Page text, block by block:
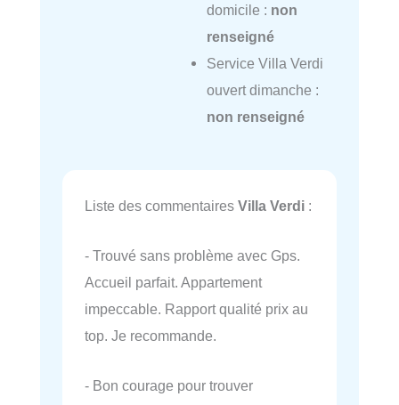
domicile : non
renseigné
Service Villa Verdi
ouvert dimanche :
non renseigné
Liste des commentaires Villa Verdi :
- Trouvé sans problème avec Gps.
Accueil parfait. Appartement
impeccable. Rapport qualité prix au
top. Je recommande.
- Bon courage pour trouver